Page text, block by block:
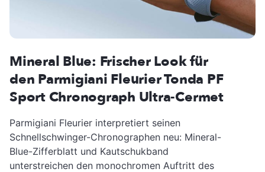
Mineral Blue: Frischer Look für
den Parmigiani Fleurier Tonda PF
Sport Chronograph Ultra-Cermet
Parmigiani Fleurier interpretiert seinen
Schnellschwinger-Chronographen neu: Mineral-
Blue-Zifferblatt und Kautschukband
unterstreichen den monochromen Auftritt des